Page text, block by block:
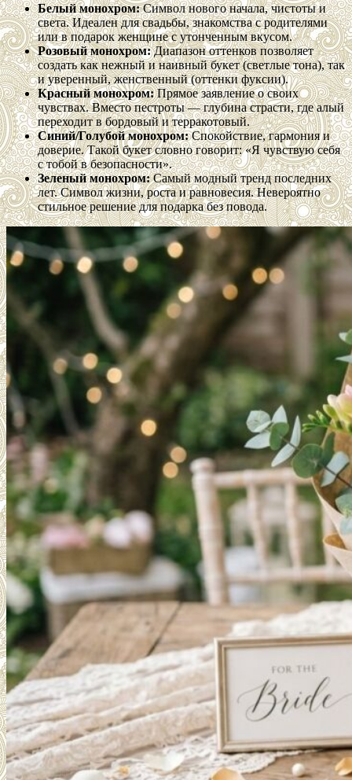
Белый монохром:Символ нового начала, чистоты и
света. Идеален для свадьбы, знакомства с родителями
или в подарок женщине с утонченным вкусом.
Розовый монохром:Диапазон оттенков позволяет
создать как нежный и наивный букет (светлые тона), так
и уверенный, женственный (оттенки фуксии).
Красный монохром:Прямое заявление о своих
чувствах. Вместо пестроты — глубина страсти, где алый
переходит в бордовый и терракотовый.
Синий/Голубой монохром:Спокойствие, гармония и
доверие. Такой букет словно говорит: «Я чувствую себя
с тобой в безопасности».
Зеленый монохром:Самый модный тренд последних
лет. Символ жизни, роста и равновесия. Невероятно
стильное решение для подарка без повода.